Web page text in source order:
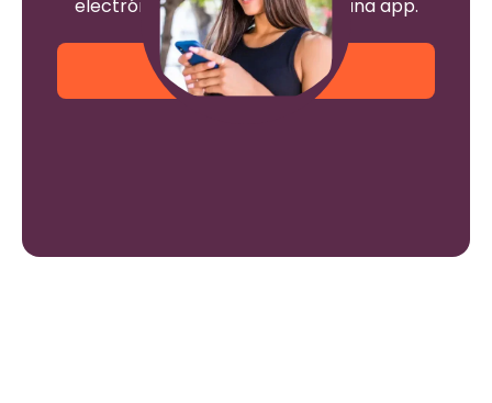
electrónicas fácilmente desde una app.
¡Empieza hoy!